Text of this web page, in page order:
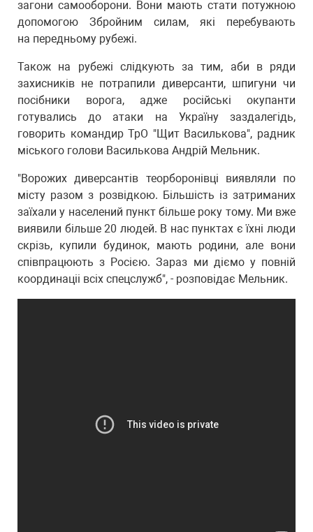
загони самооборони. Вони мають стати потужною
допомогою Збройним силам, які перебувають
на передньому рубежі.
Також на рубежі слідкують за тим, аби в ряди
захисників не потрапили диверсанти, шпигуни чи
посібники ворога, адже російські окупанти
готувались до атаки на Україну заздалегідь,
говорить командир ТрО "Щит Василькова", радник
міського голови Василькова Андрій Мельник.
"Ворожих диверсантів теорборонівці виявляли по
місту разом з розвідкою. Більшість із затриманих
заїхали у населений пункт більше року тому. Ми вже
виявили більше 20 людей. В нас пунктах є їхні люди
скрізь, купили будинок, мають родини, але вони
співпрацюють з Росією. Зараз ми діємо у повній
координаціі всіх спецслужб", - розповідає Мельник.